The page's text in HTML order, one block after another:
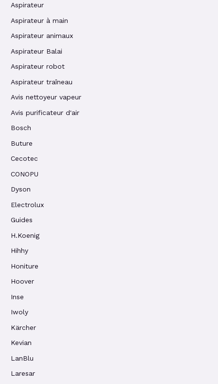
Aspirateur
Aspirateur à main
Aspirateur animaux
Aspirateur Balai
Aspirateur robot
Aspirateur traîneau
Avis nettoyeur vapeur
Avis purificateur d'air
Bosch
Buture
Cecotec
CONOPU
Dyson
Electrolux
Guides
H.Koenig
Hihhy
Honiture
Hoover
Inse
Iwoly
Kärcher
Kevian
LanBlu
Laresar